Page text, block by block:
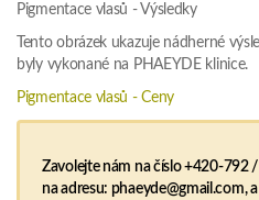
Pigmentace vlasů - Výsledky
Tento obrázek ukazuje nádherné
byly vykonané na PHAEYDE klinice.
Pigmentace vlasů - Ceny
Zavolejte nám na číslo +420-792
na adresu: phaeyde@gmail.com,